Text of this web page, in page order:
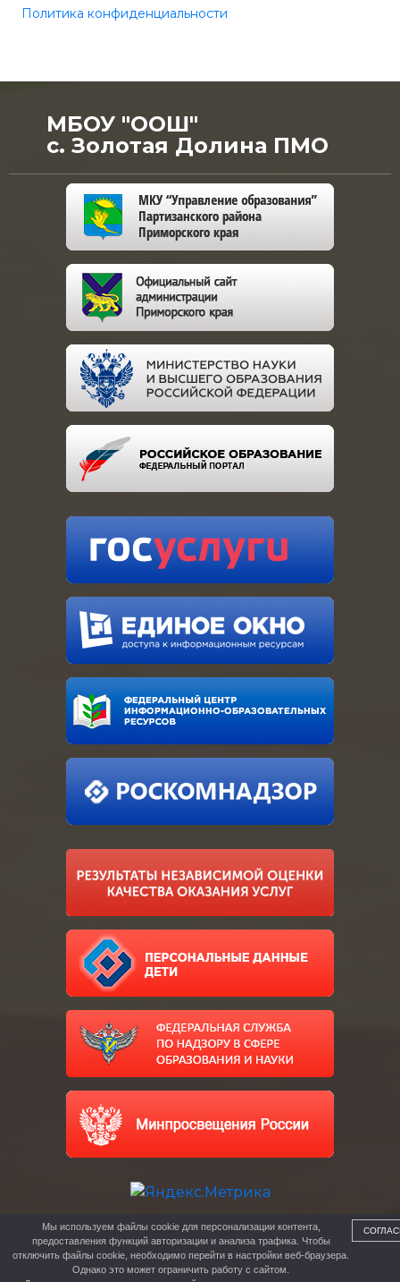
Политика конфиденциальности
МБОУ "ООШ"
с. Золотая Долина ПМО
Мы используем файлы cookie для персонализации контента,
предоставления функций авторизации и анализа трафика. Чтобы
отключить файлы cookie, необходимо перейти в настройки веб-браузера.
Однако это может ограничить работу с сайтом.